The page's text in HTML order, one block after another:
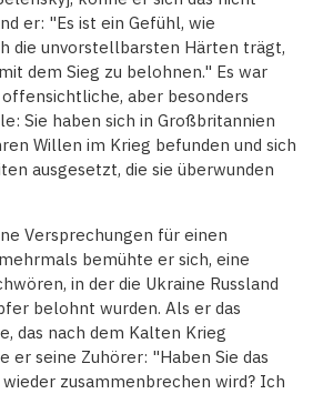
er: "Es ist ein Gefühl, wie
die unvorstellbarsten Härten trägt,
dem Sieg zu belohnen." Es war
aber besonders
Sie haben sich in Großbritannien
Willen im Krieg befunden und sich
ausgesetzt, die sie überwunden
Versprechungen für einen
bemühte er sich, eine
in der die Ukraine Russland
belohnt wurden. Als er das
das nach dem Kalten Krieg
er seine Zuhörer: "Haben Sie das
wieder zusammenbrechen wird? Ich